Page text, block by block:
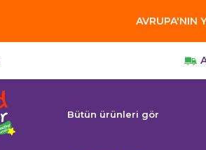
AVRUPA'NIN
Bütün ürünleri gör